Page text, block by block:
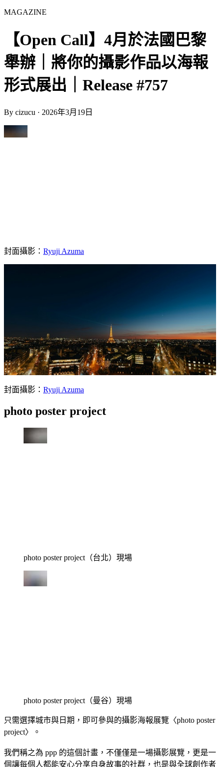
MAGAZINE
【Open Call】4月於法國巴黎
舉辦｜將你的攝影作品以海報
形式展出｜Release #757
By cizucu · 2026年3月19日
封面攝影： Ryuji Azuma
封面攝影： Ryuji Azuma
photo poster project
photo poster project（台北）現場
photo poster project（曼谷）現場
只需選擇城市與日期，即可參與的攝影海報展覽〈photo poster
project〉。
我們稱之為 ppp 的這個計畫，不僅僅是一場攝影展覽，更是一
個讓每個人都能安心分享自身故事的社群，也是與全球創作者